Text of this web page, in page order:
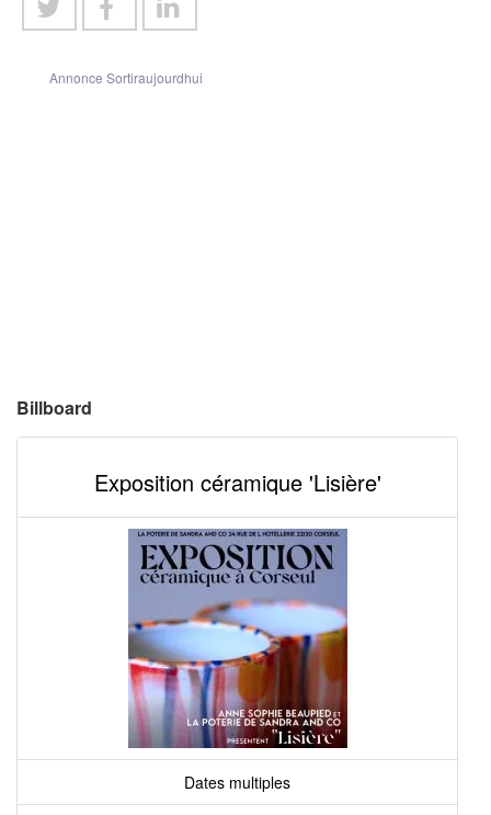
Annonce Sortiraujourdhui
Billboard
Exposition céramique 'Lisière'
Dates multiples